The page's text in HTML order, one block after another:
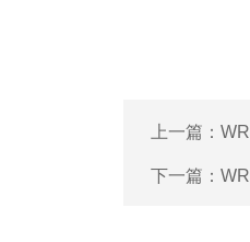
上一篇：
下一篇：